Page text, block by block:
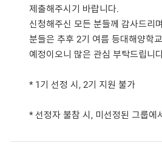
제출해주시기 바랍니다.
신청해주신 모든 분들께 감사드리
분들은 추후 2기 여름 등대해양학
예정이오니 많은 관심 부탁드립니
* 1기 선정 시, 2기 지원 불가
* 선정자 불참 시, 미선정된 그룹에